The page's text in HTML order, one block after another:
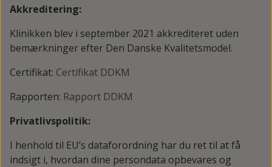
Akkreditering:
Klinikken blev i september 2021 akkrediteret uden
bemærkninger efter Den Danske Kvalitetsmodel.
Certifikat: Certifikat DDKM
Rapporten: Rapport DDKM
Privatlivspolitik:
I henhold til EU’s dataforordning har du ret til at få
indsigt i, hvordan dine persondata opbevares og